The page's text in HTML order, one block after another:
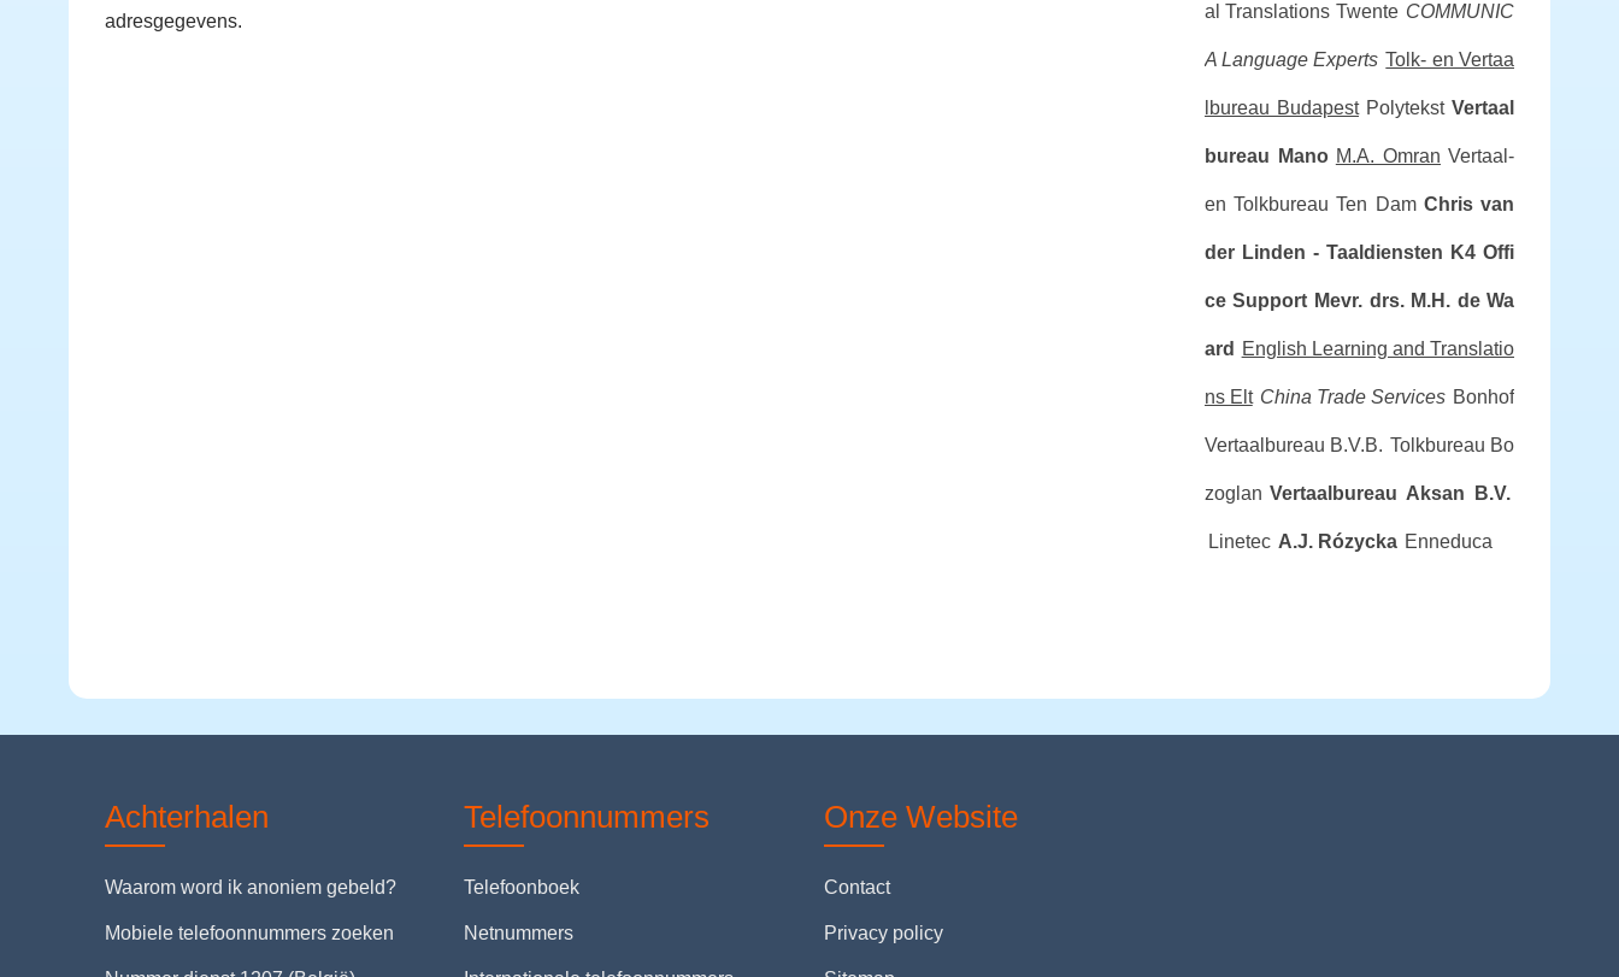
adresgegevens.
al Translations Twente COMMUNIC
A Language Experts Tolk- en Vertaa
lbureau Budapest Polytekst Vertaal
bureau Mano M.A. Omran Vertaal-
en Tolkbureau Ten Dam Chris van
der Linden - Taaldiensten K4 Offi
ce Support Mevr. drs. M.H. de Wa
ard English Learning and Translatio
ns Elt China Trade Services Bonhof
Vertaalbureau B.V.B. Tolkbureau Bo
zoglan Vertaalbureau Aksan B.V.
Linetec A.J. Rózycka Enneduca
Achterhalen
Waarom word ik anoniem gebeld?
Mobiele telefoonnummers zoeken
Telefoonnummers
Telefoonboek
Netnummers
Onze Website
Contact
Privacy policy